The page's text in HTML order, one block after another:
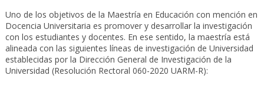
Uno de los objetivos de la Maestría en Educación con mención en
Docencia Universitaria es promover y desarrollar la investigación
con los estudiantes y docentes. En ese sentido, la maestría está
alineada con las siguientes líneas de investigación de Universidad
establecidas por la Dirección General de Investigación de la
Universidad (Resolución Rectoral 060-2020 UARM-R):